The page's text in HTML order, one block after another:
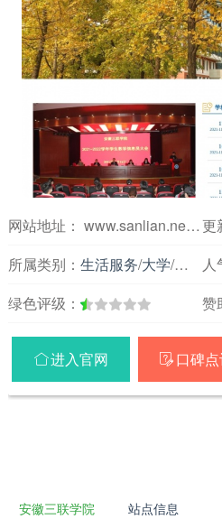
网站地址： www.sanlian.net.cn更
所属类别： 生活服务/大学/安徽 人
绿色评级：
赞
进入官网  口碑
安徽三联学院 站点信息